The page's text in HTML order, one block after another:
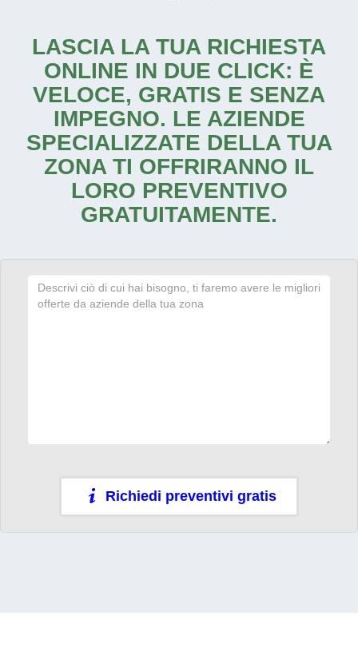
LASCIA LA TUA RICHIESTA
ONLINE IN DUE CLICK: È
VELOCE, GRATIS E SENZA
IMPEGNO. LE AZIENDE
SPECIALIZZATE DELLA TUA
ZONA TI OFFRIRANNO IL
LORO PREVENTIVO
GRATUITAMENTE.
Richiedi preventivi gratis